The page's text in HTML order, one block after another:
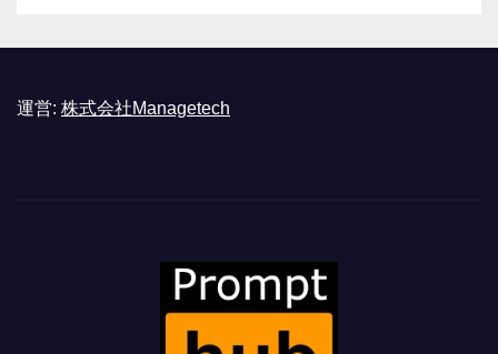
運営: 株式会社Managetech